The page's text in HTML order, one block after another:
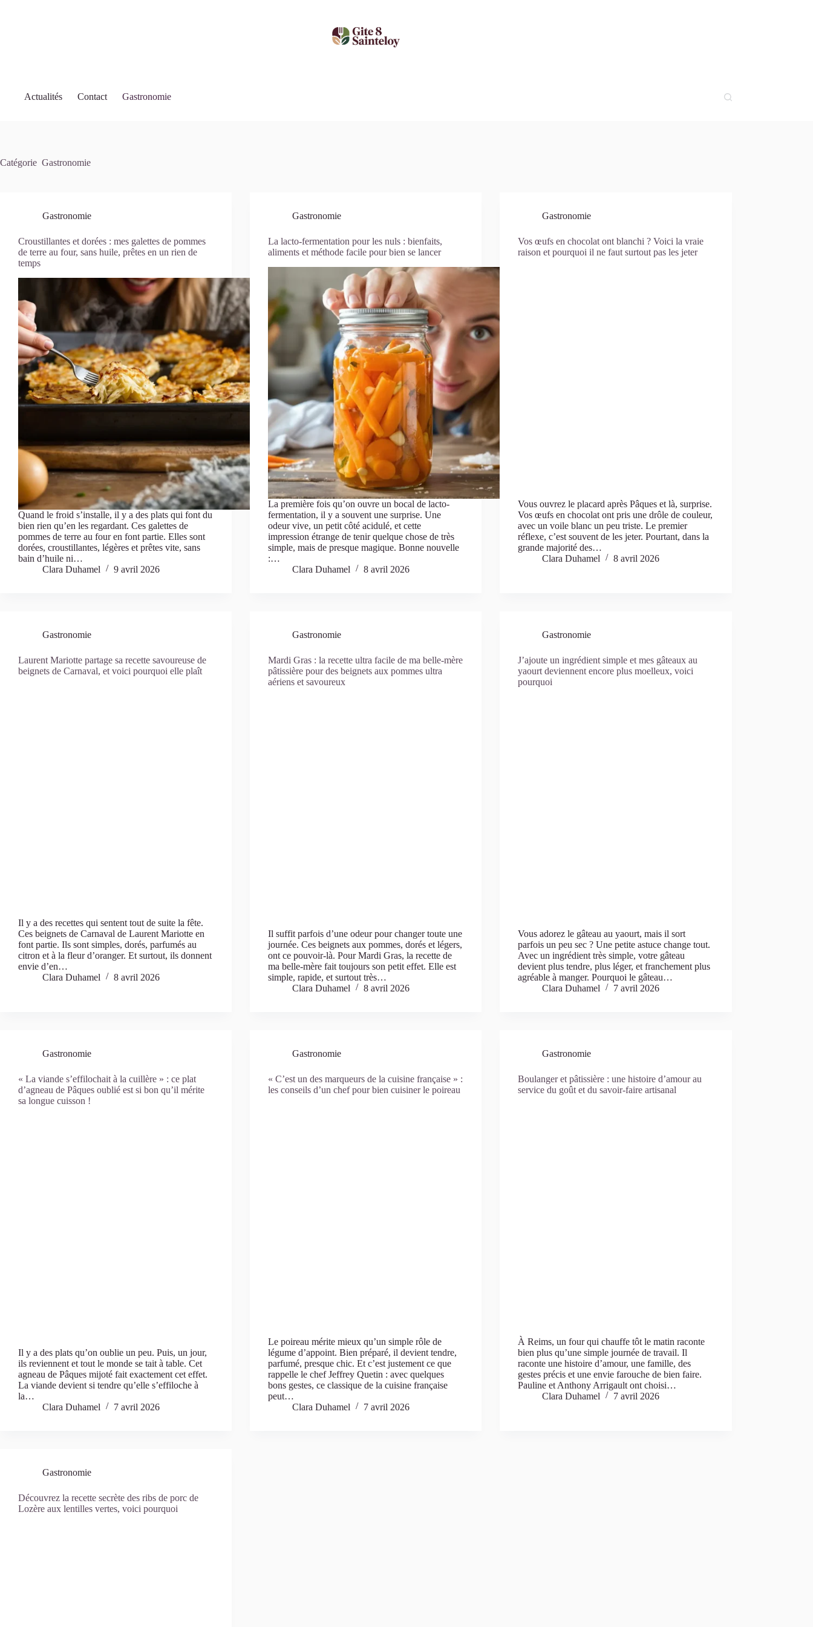
Actualités Contact Gastronomie
Catégorie Gastronomie
Gastronomie
Croustillantes et dorées : mes galettes de pommes
de terre au four, sans huile, prêtes en un rien de
temps
Quand le froid s’installe, il y a des plats qui font du
bien rien qu’en les regardant. Ces galettes de
pommes de terre au four en font partie. Elles sont
dorées, croustillantes, légères et prêtes vite, sans
bain d’huile ni…
Clara Duhamel
9 avril 2026
Gastronomie
La lacto-fermentation pour les nuls : bienfaits,
aliments et méthode facile pour bien se lancer
La première fois qu’on ouvre un bocal de lacto-
fermentation, il y a souvent une surprise. Une
odeur vive, un petit côté acidulé, et cette
impression étrange de tenir quelque chose de très
simple, mais de presque magique. Bonne nouvelle
:…
Clara Duhamel
8 avril 2026
Gastronomie
Vos œufs en chocolat ont blanchi ? Voici la vraie
raison et pourquoi il ne faut surtout pas les jeter
Vous ouvrez le placard après Pâques et là, surprise.
Vos œufs en chocolat ont pris une drôle de couleur,
avec un voile blanc un peu triste. Le premier
réflexe, c’est souvent de les jeter. Pourtant, dans la
grande majorité des…
Clara Duhamel
8 avril 2026
Gastronomie
Laurent Mariotte partage sa recette savoureuse de
beignets de Carnaval, et voici pourquoi elle plaît
Il y a des recettes qui sentent tout de suite la fête.
Ces beignets de Carnaval de Laurent Mariotte en
font partie. Ils sont simples, dorés, parfumés au
citron et à la fleur d’oranger. Et surtout, ils donnent
envie d’en…
Clara Duhamel
8 avril 2026
Gastronomie
Mardi Gras : la recette ultra facile de ma belle-mère
pâtissière pour des beignets aux pommes ultra
aériens et savoureux
Il suffit parfois d’une odeur pour changer toute une
journée. Ces beignets aux pommes, dorés et légers,
ont ce pouvoir-là. Pour Mardi Gras, la recette de
ma belle-mère fait toujours son petit effet. Elle est
simple, rapide, et surtout très…
Clara Duhamel
8 avril 2026
Gastronomie
J’ajoute un ingrédient simple et mes gâteaux au
yaourt deviennent encore plus moelleux, voici
pourquoi
Vous adorez le gâteau au yaourt, mais il sort
parfois un peu sec ? Une petite astuce change tout.
Avec un ingrédient très simple, votre gâteau
devient plus tendre, plus léger, et franchement plus
agréable à manger. Pourquoi le gâteau…
Clara Duhamel
7 avril 2026
Gastronomie
« La viande s’effilochait à la cuillère » : ce plat
d’agneau de Pâques oublié est si bon qu’il mérite
sa longue cuisson !
Il y a des plats qu’on oublie un peu. Puis, un jour,
ils reviennent et tout le monde se tait à table. Cet
agneau de Pâques mijoté fait exactement cet effet.
La viande devient si tendre qu’elle s’effiloche à
la…
Clara Duhamel
7 avril 2026
Gastronomie
« C’est un des marqueurs de la cuisine française » :
les conseils d’un chef pour bien cuisiner le poireau
Le poireau mérite mieux qu’un simple rôle de
légume d’appoint. Bien préparé, il devient tendre,
parfumé, presque chic. Et c’est justement ce que
rappelle le chef Jeffrey Quetin : avec quelques
bons gestes, ce classique de la cuisine française
peut…
Clara Duhamel
7 avril 2026
Gastronomie
Boulanger et pâtissière : une histoire d’amour au
service du goût et du savoir-faire artisanal
À Reims, un four qui chauffe tôt le matin raconte
bien plus qu’une simple journée de travail. Il
raconte une histoire d’amour, une famille, des
gestes précis et une envie farouche de bien faire.
Pauline et Anthony Arrigault ont choisi…
Clara Duhamel
7 avril 2026
Gastronomie
Découvrez la recette secrète des ribs de porc de
Lozère aux lentilles vertes, voici pourquoi